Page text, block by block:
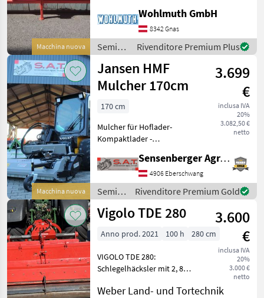
Macchina nuova
Hydr.Seitenverschub,
Beleuchtung mit
Warntafeln, Gelenkwelle,
Tipo di martello: Mazza per
trincia, Ruota lib
Wohlmuth GmbH
8342 Gnas
Semina
e cura /
Vigolo
Rivenditore Premium Plus
Macchina nuova
Jansen HMF
Mulcher 170cm
3.699
€
inclusa IVA
20%
3.082,50 €
netto
170 cm
Mulcher für Hoflader-
Kompaktlader -
speziell gehärtete 350 g
schwere Hammermesser -
Starke Zahnradpumpe -
Höhen- und
Pendelausgleich -Geg
Sensenberger Agrar-Technik
4906 Eberschwang
Semina
e cura /
Jansen
Rivenditore Premium Gold
Vigolo TDE 280
3.600
€
inclusa IVA
20%
3.000 €
netto
Anno prod. 2021 100 h 280 cm
VIGOLO TDE 280:
Schlegelhäcksler mit 2, 8m
hoher Durchgang, großer
Weber Land- und Tortechnik